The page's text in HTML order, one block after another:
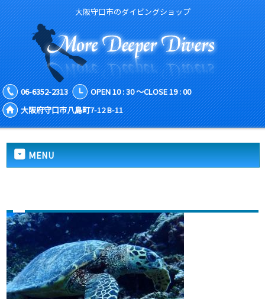
大阪守口市のダイビングショップ
06-6352-2313
OPEN 10 : 30 ～CLOSE 19 : 00
大阪府守口市八島町7-12 B-11
MENU